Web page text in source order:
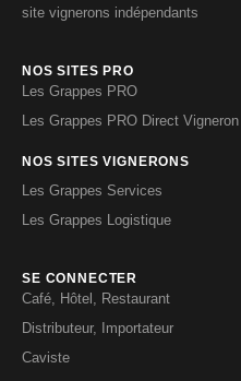
site vignerons indépendants
NOS SITES PRO
Les Grappes PRO
Les Grappes PRO Direct Vigneron
NOS SITES VIGNERONS
Les Grappes Services
Les Grappes Logistique
SE CONNECTER
Café, Hôtel, Restaurant
Distributeur, Importateur
Caviste